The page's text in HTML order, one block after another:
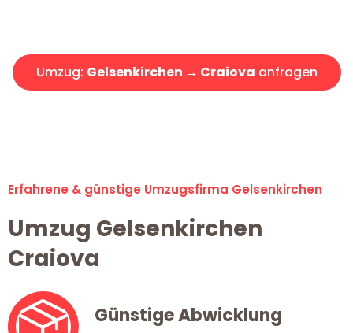
Umzug: Gelsenkirchen → Craiova anfragen
Erfahrene & günstige Umzugsfirma Gelsenkirchen
Umzug Gelsenkirchen
Craiova
Günstige Abwicklung